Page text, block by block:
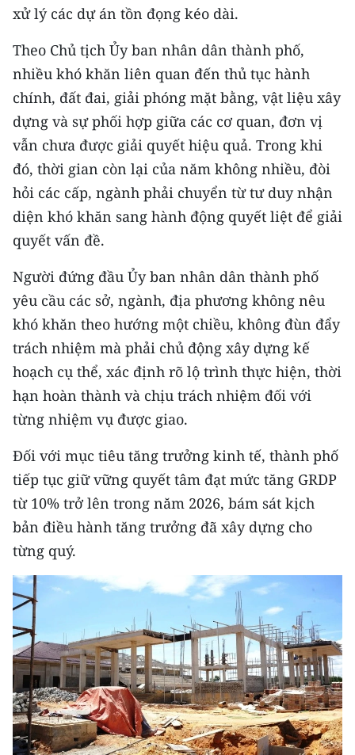
xử lý các dự án tồn đọng kéo dài.
Theo Chủ tịch Ủy ban nhân dân thành phố,
nhiều khó khăn liên quan đến thủ tục hành
chính, đất đai, giải phóng mặt bằng, vật liệu xây
dựng và sự phối hợp giữa các cơ quan, đơn vị
vẫn chưa được giải quyết hiệu quả. Trong khi
đó, thời gian còn lại của năm không nhiều, đòi
hỏi các cấp, ngành phải chuyển từ tư duy nhận
diện khó khăn sang hành động quyết liệt để giải
quyết vấn đề.
Người đứng đầu Ủy ban nhân dân thành phố
yêu cầu các sở, ngành, địa phương không nêu
khó khăn theo hướng một chiều, không đùn đẩy
trách nhiệm mà phải chủ động xây dựng kế
hoạch cụ thể, xác định rõ lộ trình thực hiện, thời
hạn hoàn thành và chịu trách nhiệm đối với
từng nhiệm vụ được giao.
Đối với mục tiêu tăng trưởng kinh tế, thành phố
tiếp tục giữ vững quyết tâm đạt mức tăng GRDP
từ 10% trở lên trong năm 2026, bám sát kịch
bản điều hành tăng trưởng đã xây dựng cho
từng quý.